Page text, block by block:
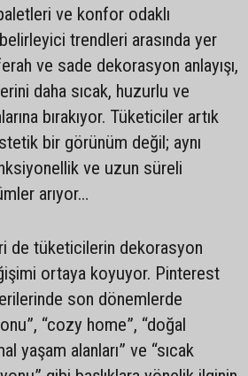
ve konfor odaklı
trendleri arasında yer
ve sade dekorasyon anlayışı,
daha sıcak, huzurlu ve
bırakıyor. Tüketiciler artık
bir görünüm değil; aynı
ve uzun süreli
arıyor…
de tüketicilerin dekorasyon
ortaya koyuyor. Pinterest
son dönemlerde
“cozy home”, “doğal
yaşam alanları” ve “sıcak